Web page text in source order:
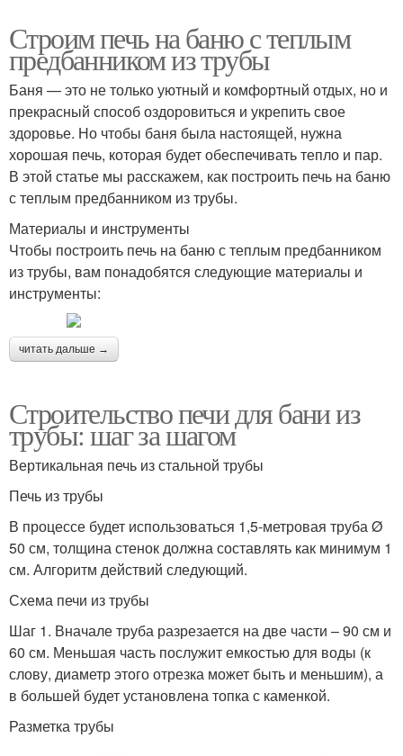
Строим печь на баню с теплым
предбанником из трубы
Баня — это не только уютный и комфортный отдых, но и
прекрасный способ оздоровиться и укрепить свое
здоровье. Но чтобы баня была настоящей, нужна
хорошая печь, которая будет обеспечивать тепло и пар.
В этой статье мы расскажем, как построить печь на баню
с теплым предбанником из трубы.
Материалы и инструменты
Чтобы построить печь на баню с теплым предбанником
из трубы, вам понадобятся следующие материалы и
инструменты:
читать дальше →
Строительство печи для бани из
трубы: шаг за шагом
Вертикальная печь из стальной трубы
Печь из трубы
В процессе будет использоваться 1,5-метровая труба Ø
50 см, толщина стенок должна составлять как минимум 1
см. Алгоритм действий следующий.
Схема печи из трубы
Шаг 1. Вначале труба разрезается на две части – 90 см и
60 см. Меньшая часть послужит емкостью для воды (к
слову, диаметр этого отрезка может быть и меньшим), а
в большей будет установлена топка с каменкой.
Разметка трубы